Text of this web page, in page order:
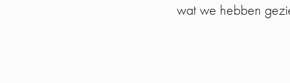
wat we hebben